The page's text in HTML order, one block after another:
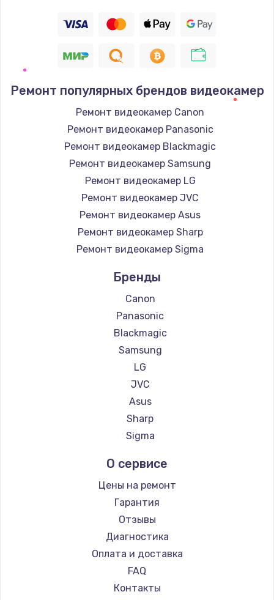
Ремонт популярных брендов видеокамер
Ремонт видеокамер Canon
Ремонт видеокамер Panasonic
Ремонт видеокамер Blackmagic
Ремонт видеокамер Samsung
Ремонт видеокамер LG
Ремонт видеокамер JVC
Ремонт видеокамер Asus
Ремонт видеокамер Sharp
Ремонт видеокамер Sigma
Бренды
Canon
Panasonic
Blackmagic
Samsung
LG
JVC
Asus
Sharp
Sigma
О сервисе
Цены на ремонт
Гарантия
Отзывы
Диагностика
Оплата и доставка
FAQ
Контакты